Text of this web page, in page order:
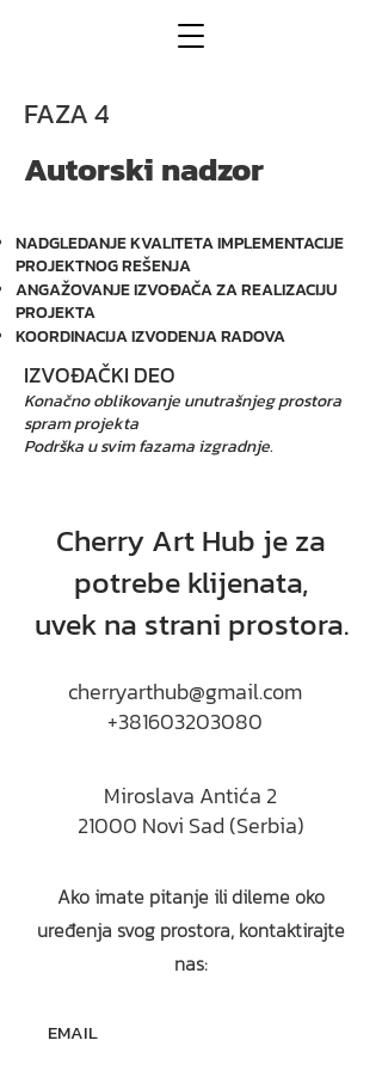
FAZA 4
Autorski nadzor
NADGLEDANJE KVALITETA IMPLEMENTACIJE
PROJEKTNOG REŠENJA
ANGAŽOVANJE IZVOĐAČA ZA REALIZACIJU
PROJEKTA
KOORDINACIJA IZVODENJA RADOVA
IZVOĐAČKI DEO
Konačno oblikovanje unutrašnjeg prostora
spram projekta
Podrška u svim fazama izgradnje.
Cherry Art Hub je za
potrebe klijenata,
uvek na strani prostora.
cherryarthub@gmail.com
+381603203080
Miroslava Antića 2
Ako imate pitanje ili dileme oko
uređenja svog prostora, kontaktirajte
nas:
21000 Novi Sad (Serbia)